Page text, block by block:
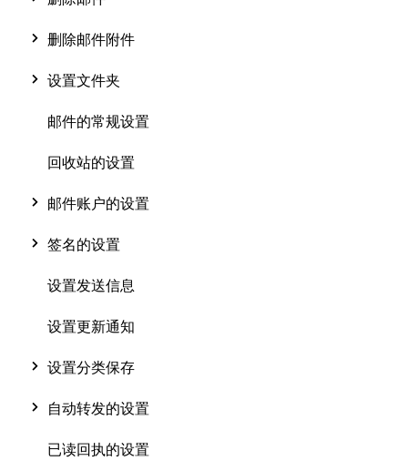
删除邮件附件
设置文件夹
邮件的常规设置
回收站的设置
邮件账户的设置
签名的设置
设置发送信息
设置更新通知
设置分类保存
自动转发的设置
已读回执的设置